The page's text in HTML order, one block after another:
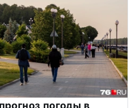
погоды в